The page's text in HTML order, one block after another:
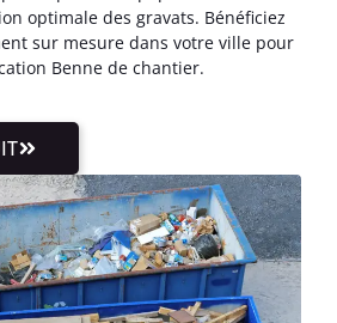
optimale des gravats. Bénéficiez
sur mesure dans votre ville pour
Benne de chantier.